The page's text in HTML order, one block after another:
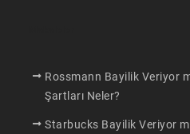
Rossmann Bayilik Veriyor
Şartları Neler?
Starbucks Bayilik Veriyor